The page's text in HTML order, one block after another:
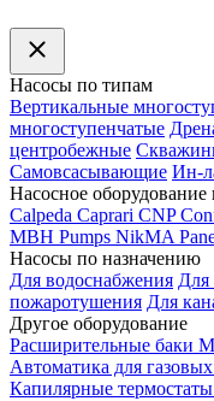
Насосы по типам
Вертикальные
многоступенчатые
центробежные
Самовсасывающие Ин-
Насосное оборудование
Calpeda Caprari CNP
MBH Pumps NikMA
Насосы по назначению
Для водоснабжения Для
пожаротушения Для
Другое оборудование
Расширительные баки
Автоматика для
Капилярные